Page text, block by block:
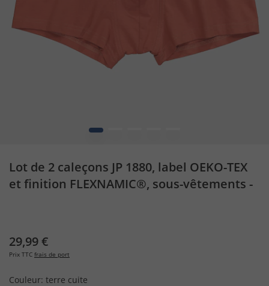
1
Lot de 2 caleçons JP 1880, label OEKO-TEX
et finition FLEXNAMIC®, sous-vêtements -
29,99 €
Prix TTC frais de port
Couleur: terre cuite